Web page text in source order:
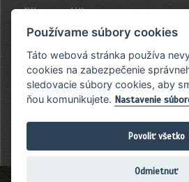
Nákup na splátky
Platba kartou
NEWSLETTER
Chcete byť vždy včas informovaný o našich
Používame súbory cookies
Táto webová stránka používa
cookies na zabezpečenie
sledovacie súbory cookies, aby
ňou komunikujete. Nastavenie
Povoliť všetko
Odmietnuť